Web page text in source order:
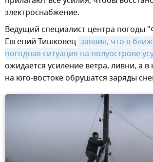
электроснабжение.
Ведущий специалист центра погоды
Евгений Тишковец заявил, что в
погодная ситуация на полуострове
ожидается усиление ветра, ливни, а в
на юго-востоке обрушатся заряды